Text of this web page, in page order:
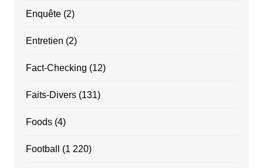
Enquête(2)
Entretien (2)
Fact-Checking (12)
Faits-Divers(131)
Foods(4)
Football (1 220)